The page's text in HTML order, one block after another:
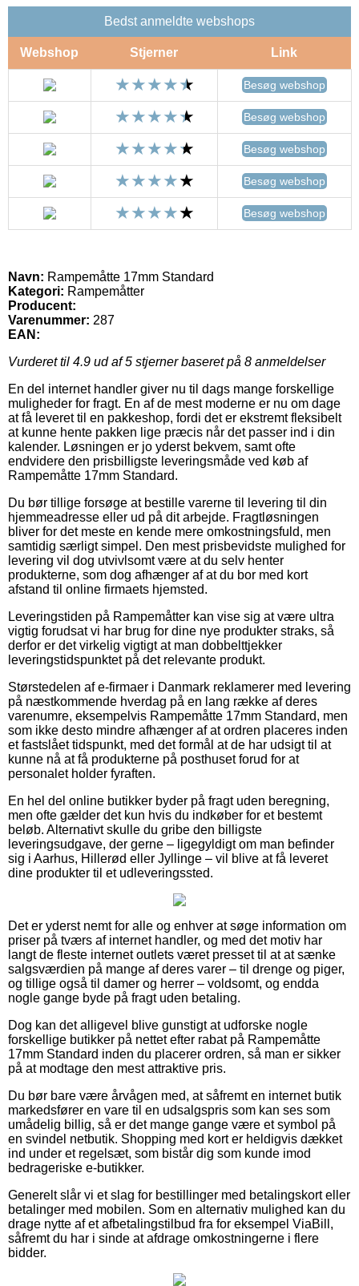
Bedst anmeldte webshops
Webshop Stjerner Link
Besøg webshop
Besøg webshop
Besøg webshop
Besøg webshop
Besøg webshop
Navn: Rampemåtte 17mm Standard
Kategori: Rampemåtter
Producent:
Varenummer: 287
EAN:
Vurderet til 4.9 ud af 5 stjerner baseret på 8 anmeldelser
En del internet handler giver nu til dags mange forskellige
muligheder for fragt. En af de mest moderne er nu om dage
at få leveret til en pakkeshop, fordi det er ekstremt fleksibelt
at kunne hente pakken lige præcis når det passer ind i din
kalender. Løsningen er jo yderst bekvem, samt ofte
endvidere den prisbilligste leveringsmåde ved køb af
Rampemåtte 17mm Standard.
Du bør tillige forsøge at bestille varerne til levering til din
hjemmeadresse eller ud på dit arbejde. Fragtløsningen
bliver for det meste en kende mere omkostningsfuld, men
samtidig særligt simpel. Den mest prisbevidste mulighed for
levering vil dog utvivlsomt være at du selv henter
produkterne, som dog afhænger af at du bor med kort
afstand til online firmaets hjemsted.
Leveringstiden på Rampemåtter kan vise sig at være ultra
vigtig forudsat vi har brug for dine nye produkter straks, så
derfor er det virkelig vigtigt at man dobbelttjekker
leveringstidspunktet på det relevante produkt.
Størstedelen af e-firmaer i Danmark reklamerer med levering
på næstkommende hverdag på en lang række af deres
varenumre, eksempelvis Rampemåtte 17mm Standard, men
som ikke desto mindre afhænger af at ordren placeres inden
et fastslået tidspunkt, med det formål at de har udsigt til at
kunne nå at få produkterne på posthuset forud for at
personalet holder fyraften.
En hel del online butikker byder på fragt uden beregning,
men ofte gælder det kun hvis du indkøber for et bestemt
beløb. Alternativt skulle du gribe den billigste
leveringsudgave, der gerne – ligegyldigt om man befinder
sig i Aarhus, Hillerød eller Jyllinge – vil blive at få leveret
dine produkter til et udleveringssted.
Det er yderst nemt for alle og enhver at søge information om
priser på tværs af internet handler, og med det motiv har
langt de fleste internet outlets været presset til at at sænke
salgsværdien på mange af deres varer – til drenge og piger,
og tillige også til damer og herrer – voldsomt, og endda
nogle gange byde på fragt uden betaling.
Dog kan det alligevel blive gunstigt at udforske nogle
forskellige butikker på nettet efter rabat på Rampemåtte
17mm Standard inden du placerer ordren, så man er sikker
på at modtage den mest attraktive pris.
Du bør bare være årvågen med, at såfremt en internet butik
markedsfører en vare til en udsalgspris som kan ses som
umådelig billig, så er det mange gange være et symbol på
en svindel netbutik. Shopping med kort er heldigvis dækket
ind under et regelsæt, som bistår dig som kunde imod
bedrageriske e-butikker.
Generelt slår vi et slag for bestillinger med betalingskort eller
betalinger med mobilen. Som en alternativ mulighed kan du
drage nytte af et afbetalingstilbud fra for eksempel ViaBill,
såfremt du har i sinde at afdrage omkostningerne i flere
bidder.